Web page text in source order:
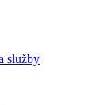
služby